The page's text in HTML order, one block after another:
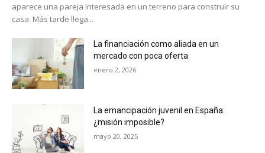
aparece una pareja interesada en un terreno para construir su
casa. Más tarde llega...
La financiación como aliada en un
mercado con poca oferta
enero 2, 2026
La emancipación juvenil en España:
¿misión imposible?
mayo 20, 2025